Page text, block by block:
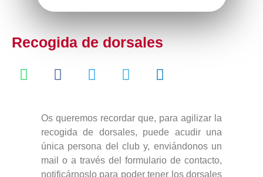
Recogida de dorsales
Os queremos recordar que, para agilizar la
recogida de dorsales, puede acudir una
única persona del club y, enviándonos un
mail o a través del formulario de contacto,
notificárnoslo para poder tener los dorsales